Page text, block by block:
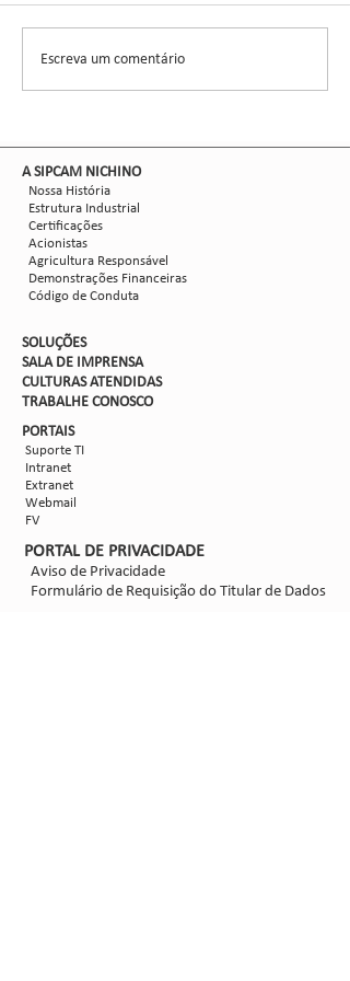
Nova safra de milho:
como mitigar as perdas
Escreva um comentário
​A SIPCAM NICHINO
Nossa História
Estrutura Industrial
Certificações
Acionistas
Agricultura Responsável
Demonstrações Financeiras
Código de Conduta
SOLUÇÕES
SALA DE IMPRENSA
CULTURAS ATENDIDAS
TRABALHE CONOSCO
PORTAIS
Suporte TI
Intranet
Extranet
Webmail
FV
PORTAL DE PRIVACIDADE
Aviso de Privacidade
Formulário de Requisição do Titular de Dados